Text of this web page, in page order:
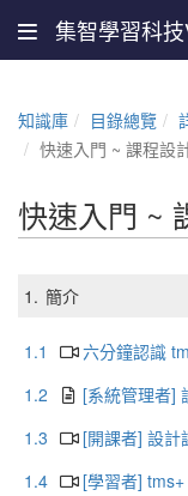
集智學習科
知識庫 目錄總覽
快速入門 ~ 課程設
快速入門 ~
1. 簡介
1.1
六分鐘認識
1.2
[系統管理者]
1.3
[開課者] 設計
1.4
[學習者]